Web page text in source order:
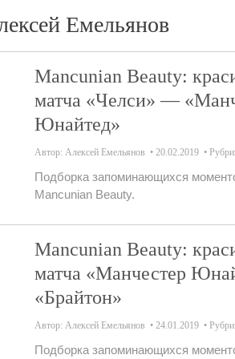
Емельянов
Mancunian Beauty:
матча «Челси» —
Юнайтед»
Автор: Алексей Емельянов 20.02.2019
Подборка запоминающихся
Mancunian Beauty.
Mancunian Beauty:
матча «Манчестер
«Брайтон»
Автор: Алексей Емельянов 24.01.2019
Подборка запоминающихся